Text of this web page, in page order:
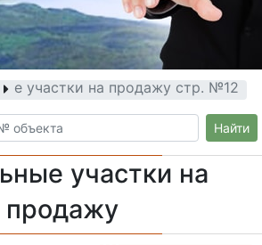
участки на продажу стр. №12
Найти
участки на
продажу